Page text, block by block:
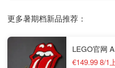
更多暑期档新品推荐：
LEGO官网
€149.99 8/1